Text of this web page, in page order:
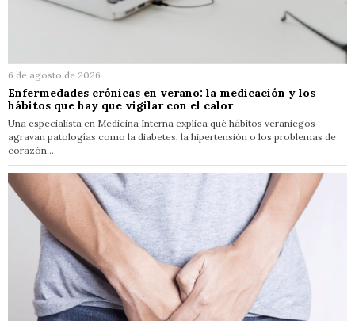
6 de agosto de 2026
Enfermedades crónicas en verano: la medicación y los
hábitos que hay que vigilar con el calor
Una especialista en Medicina Interna explica qué hábitos veraniegos
agravan patologías como la diabetes, la hipertensión o los problemas de
corazón…